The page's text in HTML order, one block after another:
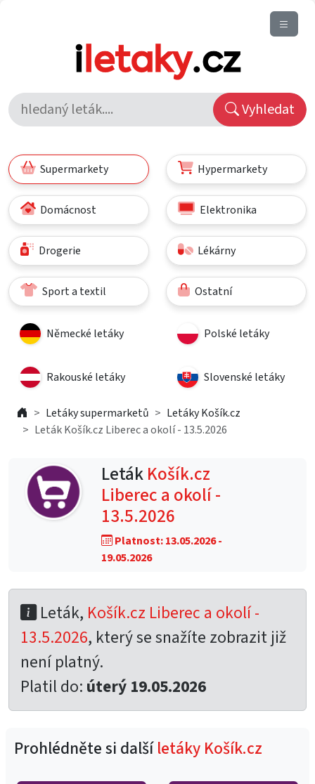
Vyhledat
Supermarkety Hypermarkety
Domácnost Elektronika
Drogerie Lékárny
Sport a textil Ostatní
Německé letáky Polské letáky
Rakouské letáky Slovenské letáky
Letáky supermarketů
Letáky Košík.cz
Leták Košík.cz Liberec a okolí - 13.5.2026
LetákKošík.cz
Liberec a okolí -
13.5.2026
Platnost: 13.05.2026 -
19.05.2026
Leták, Košík.cz Liberec a okolí -
13.5.2026, který se snažíte zobrazit již
není platný.
Platil do: úterý 19.05.2026
Prohlédněte si dalšíletáky Košík.cz